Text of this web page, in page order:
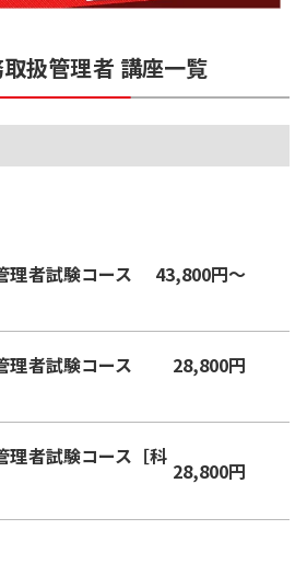
扱管理者 講座一覧
理者試験コース 43,800円〜
理者試験コース 28,800円
理者試験コース［科
28,800円